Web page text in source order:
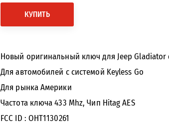
КУПИТЬ
Новый оригинальный ключ для Jeep Gladiator с
Для автомобилей с системой Keyless Go
Для рынка Америки
Частота ключа 433 Mhz, Чип Hitag AES
FCC ID : OHT1130261